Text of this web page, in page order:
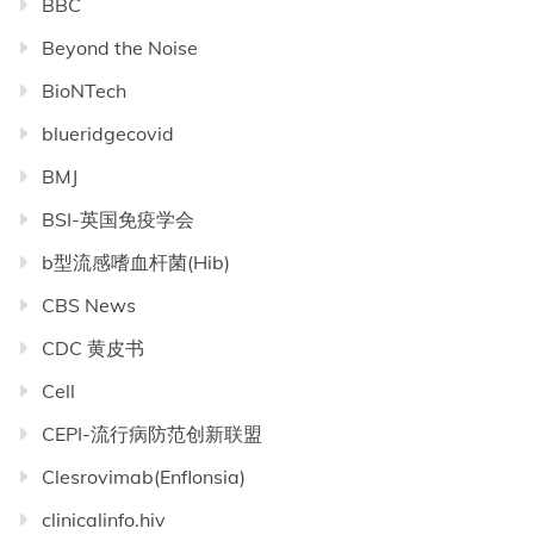
BBC
Beyond the Noise
BioNTech
blueridgecovid
BMJ
BSI-英国免疫学会
b型流感嗜血杆菌(Hib)
CBS News
CDC 黄皮书
Cell
CEPI-流行病防范创新联盟
Clesrovimab(Enflonsia)
clinicalinfo.hiv